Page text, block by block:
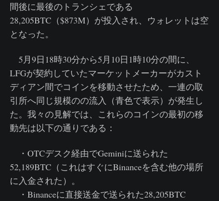
間後に最後のトランシェである
28,205BTC（$873M）が投入され、ウォレットは空
となった。
5月9日18時30分から5月10日1時10分の間に、
LFGが契約していたマーケットメーカーがカスト
ディアン間でコインを移動させたため、一連の取
引所へ同じ規模のの流入（青色で表示）が発生し
た。我々の見解では、これらのコインの最初の移
動先は以下の通りである：
・OTCデスク経由でGeminiに送られた
52,189BTC（これはすぐにBinanceを含む他の場所
に入金された）。
・Binanceに直接送金で送られた28,205BTC